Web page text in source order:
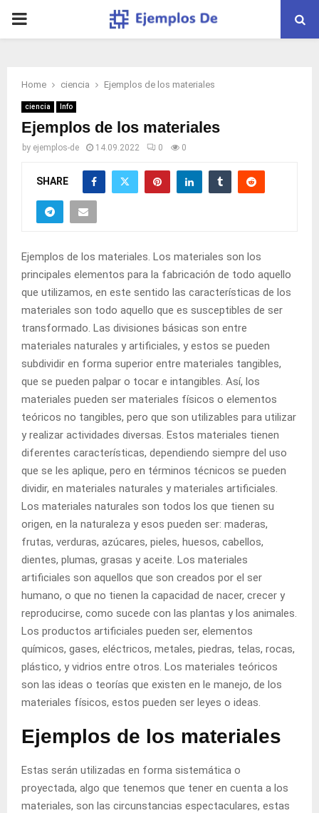
PRIMARY
Home ciencia Ejemplos de los materiales
ciencia Info
Ejemplos de los materiales
by ejemplos-de 14.09.2022 0 0
SHARE
Ejemplos de los materiales. Los materiales son los
principales elementos para la fabricación de todo aquello
que utilizamos, en este sentido las características de los
materiales son todo aquello que es susceptibles de ser
transformado. Las divisiones básicas son entre
materiales naturales y artificiales, y estos se pueden
subdividir en forma superior entre materiales tangibles,
que se pueden palpar o tocar e intangibles. Así, los
materiales pueden ser materiales físicos o elementos
teóricos no tangibles, pero que son utilizables para utilizar
y realizar actividades diversas. Estos materiales tienen
diferentes características, dependiendo siempre del uso
que se les aplique, pero en términos técnicos se pueden
dividir, en materiales naturales y materiales artificiales.
Los materiales naturales son todos los que tienen su
origen, en la naturaleza y esos pueden ser: maderas,
frutas, verduras, azúcares, pieles, huesos, cabellos,
dientes, plumas, grasas y aceite. Los materiales
artificiales son aquellos que son creados por el ser
humano, o que no tienen la capacidad de nacer, crecer y
reproducirse, como sucede con las plantas y los animales
Los productos artificiales pueden ser, elementos
químicos, gases, eléctricos, metales, piedras, telas, rocas,
plástico, y vidrios entre otros. Los materiales teóricos
son las ideas o teorías que existen en le manejo, de los
materiales físicos, estos pueden ser leyes o ideas.
Ejemplos de los materiales
Estas serán utilizadas en forma sistemática o
proyectada, algo que tenemos que tener en cuenta a los
materiales, son las circunstancias espectaculares, estas